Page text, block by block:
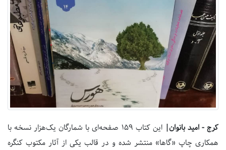
کرج - امید بانوان|
این کتاب ۱۵۹ صفحه‌ای با شمارگان یک‌هزار نسخه با
همکاری چاپ «گاها» منتشر شده و در قالب یکی از آثار مکتوب کنگره